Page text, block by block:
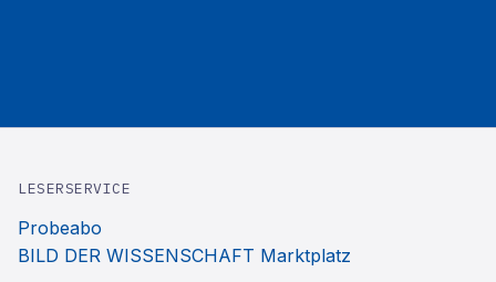
LESERSERVICE
Probeabo
BILD DER WISSENSCHAFT Marktplatz